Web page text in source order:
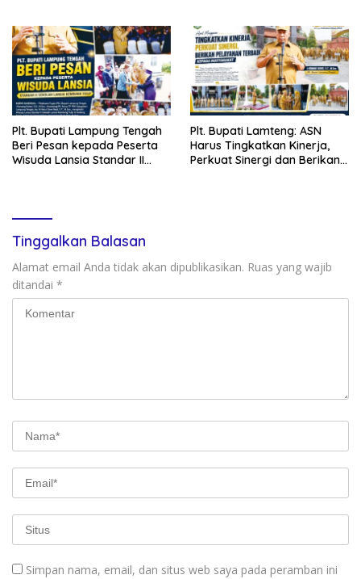
Umur
Plt. Bupati Lampung Tengah
Beri Pesan kepada Peserta
Wisuda Lansia Standar II
Plt. Bupati Lamteng: ASN
Harus Tingkatkan Kinerja,
Perkuat Sinergi dan Berikan
Tinggalkan Balasan
Alamat email Anda tidak akan dipublikasikan. Ruas yang wajib
ditandai *
Simpan nama, email, dan situs web saya pada peramban ini